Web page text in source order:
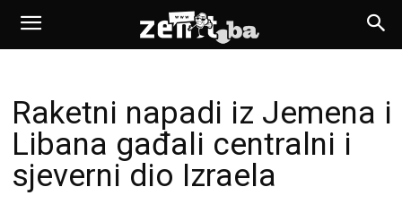
Raketni napadi iz Jemena i
Libana gađali centralni i
sjeverni dio Izraela